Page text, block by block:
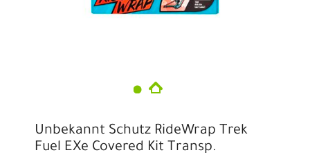
Unbekannt Schutz RideWrap Trek
Fuel EXe Covered Kit Transp.